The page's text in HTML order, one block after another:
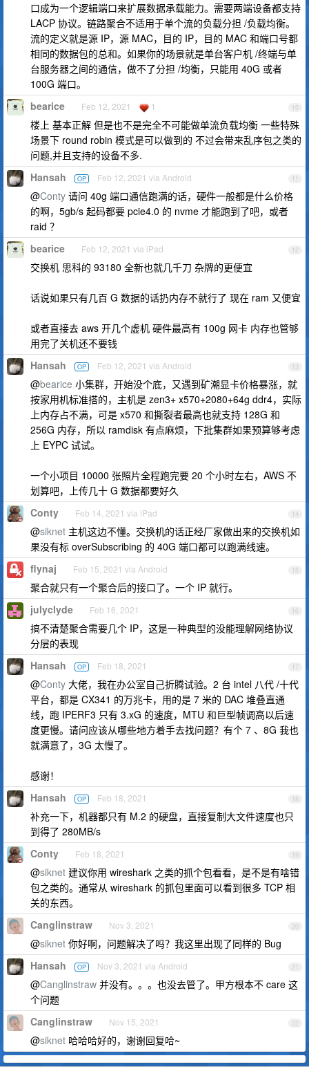
口成为一个逻辑端口来扩展数据承载能力。需要两端设备都支持
LACP 协议。链路聚合不适用于单个流的负载分担 /负载均衡。
流的定义就是源 IP，源 MAC，目的 IP，目的 MAC 和端口号都
相同的数据包的总和。如果你的场景就是单台客户机 /终端与单
台服务器之间的通信，做不了分担 /均衡，只能用 40G 或者
100G 端口。
10
bearice Feb 12, 2021 1
楼上 基本正解 但是也不是完全不可能做单流负载均衡 一些特殊
场景下 round robin 模式是可以做到的 不过会带来乱序包之类的
问题,并且支持的设备不多.
11
Hansah OP Feb 12, 2021 via Android
@Conty 请问 40g 端口通信跑满的话，硬件一般都是什么价格
的啊，5gb/s 起码都要 pcie4.0 的 nvme 才能跑到了吧，或者
raid ？
12
bearice Feb 12, 2021 via iPad
交换机 思科的 93180 全新也就几千刀 杂牌的更便宜
话说如果只有几百 G 数据的话扔内存不就行了 现在 ram 又便宜
或者直接去 aws 开几个虚机 硬件最高有 100g 网卡 内存也管够
用完了关机还不要钱
13
Hansah OP Feb 12, 2021 via Android
@bearice 小集群，开始没个底，又遇到矿潮显卡价格暴涨，就
按家用机标准搭的，主机是 zen3+ x570+2080+64g ddr4，实际
上内存占不满，可是 x570 和撕裂者最高也就支持 128G 和
256G 内存，所以 ramdisk 有点麻烦，下批集群如果预算够考虑
上 EYPC 试试。
一个小项目 10000 张照片全程跑完要 20 个小时左右，AWS 不
划算吧，上传几十 G 数据都要好久
14
Conty Feb 14, 2021 via iPad
@siknet 主机这边不懂。交换机的话正经厂家做出来的交换机如
果没有标 overSubscribing 的 40G 端口都可以跑满线速。
15
flynaj Feb 15, 2021 via Android
聚合就只有一个聚合后的接口了。一个 IP 就行。
16
julyclyde Feb 16, 2021
搞不清楚聚合需要几个 IP，这是一种典型的没能理解网络协议
分层的表现
17
Hansah OP Feb 18, 2021
@Conty 大佬，我在办公室自己折腾试验。2 台 intel 八代 /十代
平台，都是 CX341 的万兆卡，用的是 7 米的 DAC 堆叠直通
线，跑 IPERF3 只有 3.xG 的速度，MTU 和巨型帧调高以后速
度更慢。请问应该从哪些地方着手去找问题？有个 7 、8G 我也
就满意了，3G 太慢了。
感谢！
18
Hansah OP Feb 18, 2021
补充一下，机器都只有 M.2 的硬盘，直接复制大文件速度也只
到得了 280MB/s
19
Conty Feb 18, 2021
@siknet 建议你用 wireshark 之类的抓个包看看，是不是有啥错
包之类的。通常从 wireshark 的抓包里面可以看到很多 TCP 相
关的东西。
20
Canglinstraw Nov 3, 2021
@siknet 你好啊，问题解决了吗？我这里出现了同样的 Bug
21
Hansah OP Nov 3, 2021 via Android
@Canglinstraw 并没有。。。也没去管了。甲方根本不 care 这
个问题
22
Canglinstraw Nov 15, 2021
@siknet 哈哈哈好的，谢谢回复哈~